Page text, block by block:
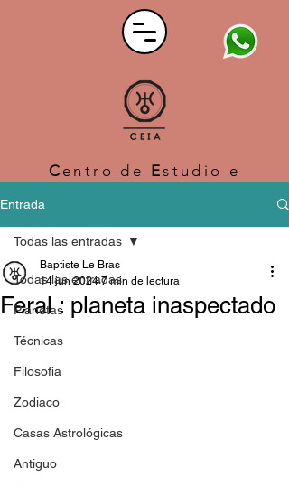
Centro de Estudio e
Entrada
Todas las entradas
Planetas
Técnicas
Filosofia
Zodiaco
Casas Astrológicas
Antiguo
Todas las entradas
Feral : planeta inaspectado
Baptiste Le Bras
14 jun 2024 7 min de lectura